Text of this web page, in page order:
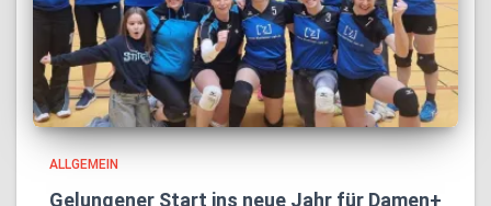
ALLGEMEIN
Gelungener Start ins neue Jahr für Damen+